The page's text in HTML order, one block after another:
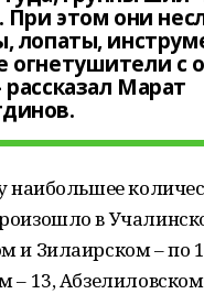
При этом они
лопаты,
огнетушители с
Марат
наибольшее
в
и Зилаирском – по
– 13, Абзелиловском